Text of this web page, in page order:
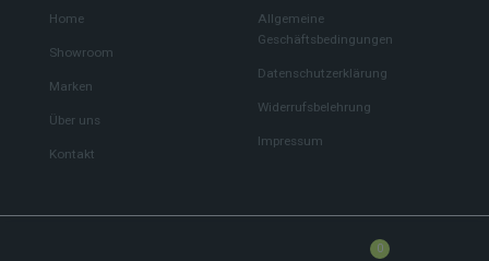
Home
Showroom
Marken
Über uns
Kontakt
Allgemeine
Geschäftsbedingungen
Datenschutzerklärung
Widerrufsbelehrung
Impressum
0